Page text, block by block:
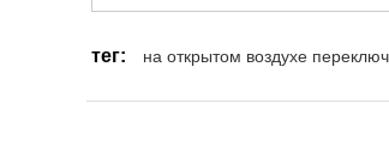
тег: на открытом воздухе